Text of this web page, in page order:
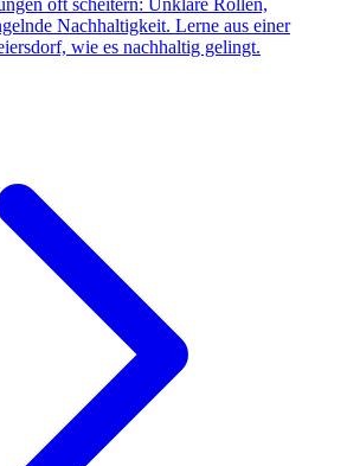
oft scheitern: Unklare Rollen,
Nachhaltigkeit. Lerne aus einer
wie es nachhaltig gelingt.